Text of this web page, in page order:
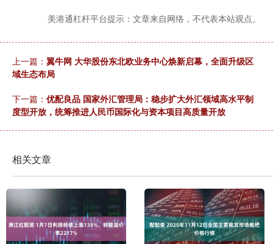
美港通杠杆平台提示：文章来自网络，不代表本站观点。
上一篇： 翼牛网 大华股份东北欧业务中心焕新启幕，全面升级区
域生态布局
下一篇： 优配良品 国家外汇管理局：稳步扩大外汇领域高水平制
度型开放，统筹推进人民币国际化与资本项目高质量开放
相关文章